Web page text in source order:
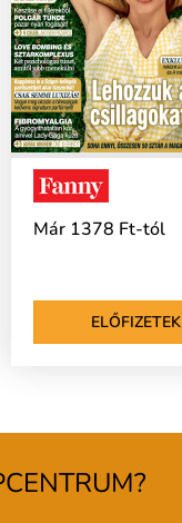
Már 1378 Ft-tól
ELŐFIZETEK